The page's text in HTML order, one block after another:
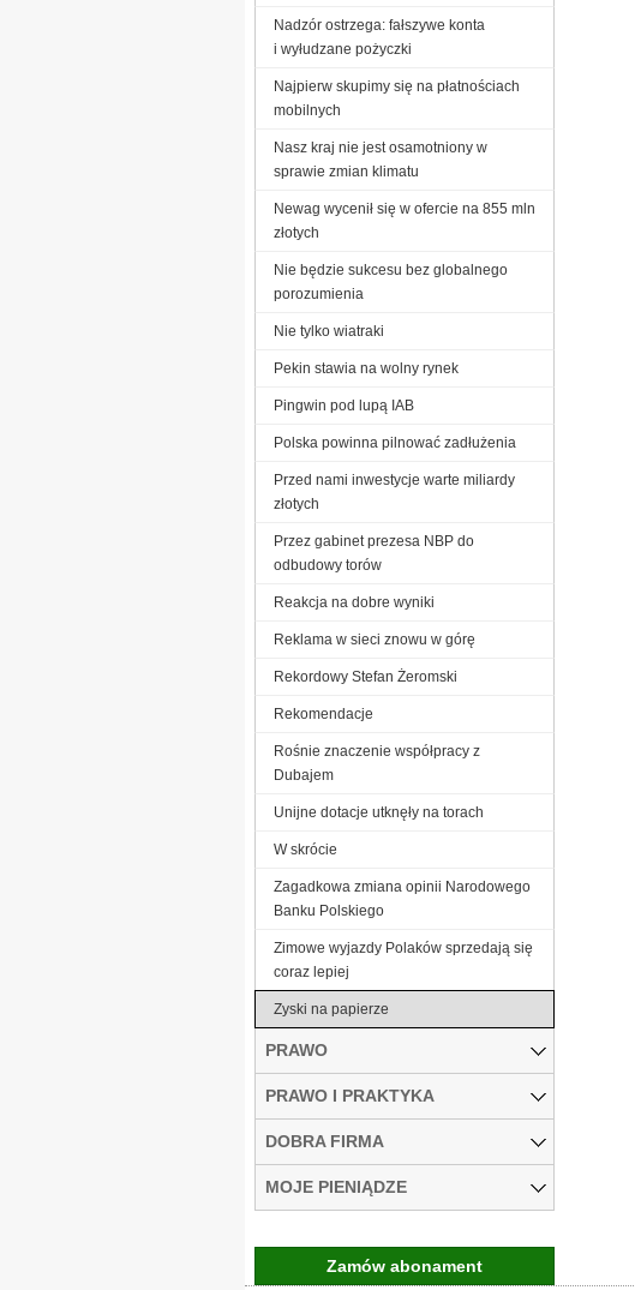
Nadzór ostrzega: fałszywe konta
i wyłudzane pożyczki
Najpierw skupimy się na płatnościach
mobilnych
Nasz kraj nie jest osamotniony w
sprawie zmian klimatu
Newag wycenił się w ofercie na 855 mln
złotych
Nie będzie sukcesu bez globalnego
porozumienia
Nie tylko wiatraki
Pekin stawia na wolny rynek
Pingwin pod lupą IAB
Polska powinna pilnować zadłużenia
Przed nami inwestycje warte miliardy
złotych
Przez gabinet prezesa NBP do
odbudowy torów
Reakcja na dobre wyniki
Reklama w sieci znowu w górę
Rekordowy Stefan Żeromski
Re­ko­men­da­cje
Rośnie znaczenie współpracy z
Dubajem
Unijne dotacje utknęły na torach
W skrócie
Zagadkowa zmiana opinii Narodowego
Banku Polskiego
Zimowe wyjazdy Polaków sprzedają się
coraz lepiej
Zyski na papierze
PRAWO
PRAWO I PRAKTYKA
DOBRA FIRMA
MOJE PIENIĄDZE
Zamów abonament